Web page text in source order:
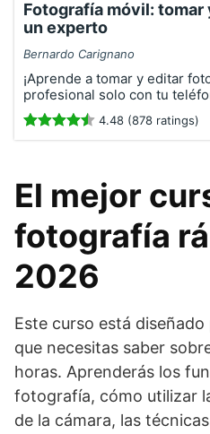
Fotografía móvil:
un experto
Bernardo Carignano
¡Aprende a tomar y editar
profesional solo con tu
4.48 (878 ratings)
El mejor
fotografía
2026
Este curso está
que necesitas saber
horas. Aprenderás los
fotografía, cómo utilizar
de la cámara, las